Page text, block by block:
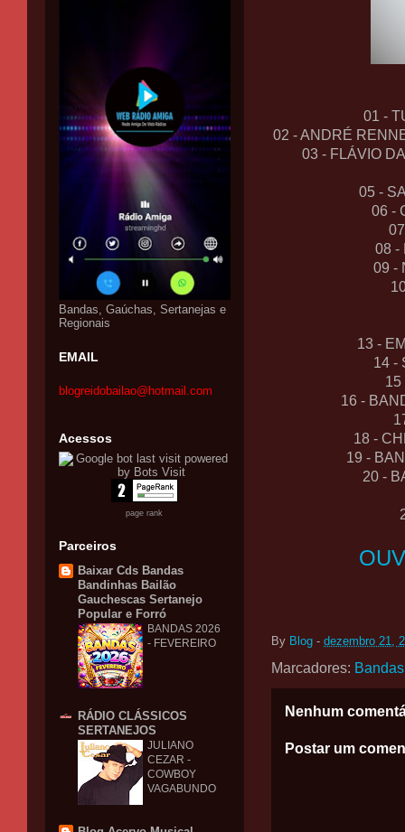
01 -
02 - ANDRÉ
03 - FLÁVIO
05 -
06 -
08 -
09 -
13 -
14 -
15
16 -
18 -
19 -
20 -
By Blog - dezembro 21,
Marcadores: Bandas
Nenhum
Postar um
Bandas, Gaúchas, Sertanejas e
Regionais
EMAIL
blogreidobailao@hotmail.com
Acessos
page rank
Parceiros
Baixar Cds Bandas
Bandinhas Bailão
Gauchescas Sertanejo
Popular e Forró
BANDAS 2026
- FEVEREIRO
RÁDIO CLÁSSICOS
SERTANEJOS
JULIANO
CEZAR -
COWBOY
VAGABUNDO